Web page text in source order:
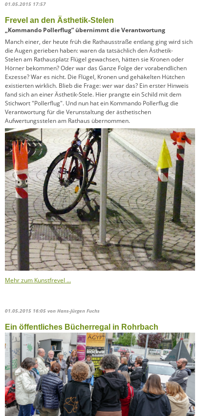
01.05.2015 17:57
Frevel an den Ästhetik-Stelen
„Kommando Pollerflug” übernimmt die Verantwortung
Manch einer, der heute früh die Rathausstraße entlang ging wird sich
die Augen gerieben haben: waren da tatsächlich den Ästhetik-
Stelen am Rathausplatz Flügel gewachsen, hätten sie Kronen oder
Hörner bekommen? Oder war das Ganze Folge der vorabendlichen
Exzesse? War es nicht. Die Flügel, Kronen und gehäkelten Hütchen
existierten wirklich. Blieb die Frage: wer war das? Ein erster Hinweis
fand sich an einer Ästhetik-Stele. Hier prangte ein Schild mit dem
Stichwort "Pollerflug". Und nun hat ein Kommando Pollerflug die
Verantwortung für die Verunstaltung der ästhetischen
Aufwertungsstelen am Rathaus übernommen.
Mehr zum Kunstfrevel …
01.05.2015 16:05 von Hans-Jürgen Fuchs
Ein öffentliches Bücherregal in Rohrbach